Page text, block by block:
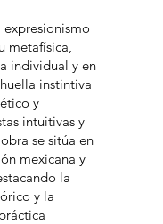
en un contexto
cultura tradicional
A diferencia de
la identidad
en su
de la
expresionismo
metafísica,
individual y en
instintiva
y
intuitivas y
se sitúa en
mexicana y
la
y la